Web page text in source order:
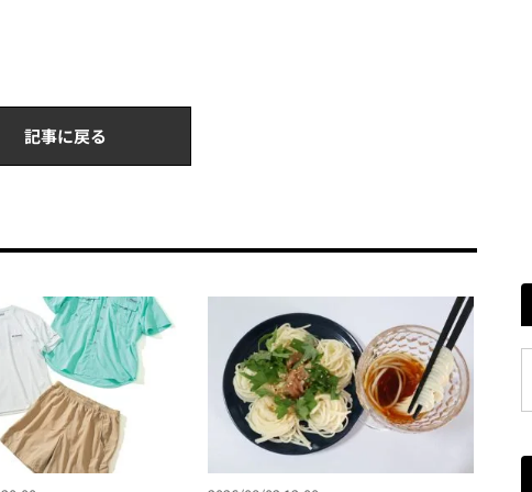
記事に戻る